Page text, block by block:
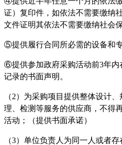
证）复印件，如依法不需要缴纳
文件证明其依法不需要缴纳社会
⑤提供履行合同所必需的设备和
⑥提供参加政府采购活动前3年内
记录的书面声明。
（2）为采购项目提供整体设计
理、检测等服务的供应商，不得
活动；（提供书面承诺）
（3）单位负责人为同一人或者